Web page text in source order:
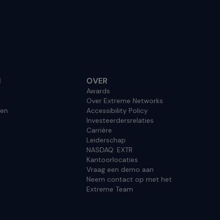
OVER
Awards
Over Extreme Networks
Accessibility Policy
Investeerdersrelaties
Carrière
Leiderschap
NASDAQ: EXTR
Kantoorlocaties
Vraag een demo aan
Neem contact op met het
Extreme Team